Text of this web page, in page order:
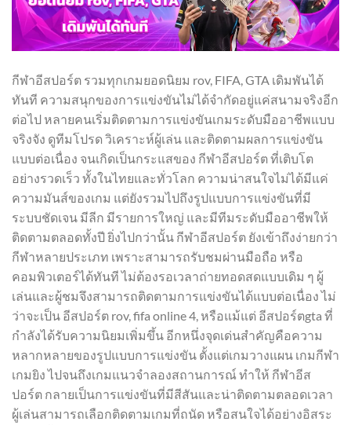
กีฬาอีสปอร์ต รวมทุกเกมยอดนิยม rov, FIFA, GTA เดิมพันได้
ทันที ความสนุกของการแข่งขันไม่ได้จำกัดอยู่แค่สนามจริงอีก
ต่อไป หลายคนเริ่มติดตามการแข่งขันเกมระดับมืออาชีพแบบ
จริงจัง ดูทีมโปรด วิเคราะห์ผู้เล่น และติดตามผลการแข่งขัน
แบบต่อเนื่อง จนเกิดเป็นกระแสของ กีฬาอีสปอร์ต ที่เติบโต
อย่างรวดเร็ว ทั้งในไทยและทั่วโลก ความน่าสนใจไม่ได้มีแค่
ความมันส์ของเกม แต่ยังรวมไปถึงรูปแบบการแข่งขันที่มี
ระบบชัดเจน มีลีก มีรายการใหญ่ และมีทีมระดับมืออาชีพให้
ติดตามตลอดทั้งปี ยิ่งไปกว่านั้น กีฬาอีสปอร์ต ยังเข้าถึงง่ายกว่า
กีฬาหลายประเภท เพราะสามารถรับชมผ่านมือถือ หรือ
คอมพิวเตอร์ได้ทันที ไม่ต้องรอเวลาถ่ายทอดสดแบบเดิม ๆ ผู้
เล่นและผู้ชมจึงสามารถติดตามการแข่งขันได้แบบต่อเนื่อง ไม่
ว่าจะเป็น อีสปอร์ต rov, fifa online 4, หรือแม้แต่ อีสปอร์ตgta ที่
กำลังได้รับความนิยมเพิ่มขึ้น อีกหนึ่งจุดเด่นสำคัญคือความ
หลากหลายของรูปแบบการแข่งขัน ตั้งแต่เกมวางแผน เกมกีฬา
เกมยิง ไปจนถึงเกมแนวจำลองสถานการณ์ ทำให้ กีฬาอีส
ปอร์ต กลายเป็นการแข่งขันที่มีสีสันและน่าติดตามตลอดเวลา
ผู้เล่นสามารถเลือกติดตามเกมที่ถนัด หรือสนใจได้อย่างอิสระ